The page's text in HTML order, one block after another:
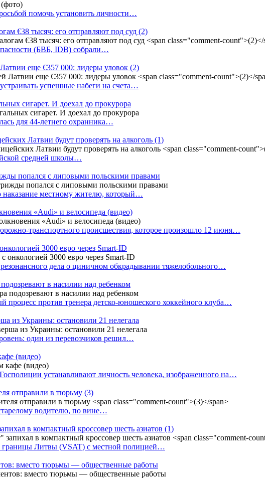
помочь установить личности…
€38 тысяч: его отправляют под суд (2)
(БВБ, IDB) собрали…
еще €357 000: лидеры уловок (2)
успешные набеги на счета…
сигарет. И доехал до прокурора
для 44-летнего охранника…
Латвии будут проверять на алкоголь (1)
средней школы…
попался с липовыми польскими правами
наказание местному жителю, который…
«Audi» и велосипеда (видео)
транспортного происшествия, которое произошло 12 июня…
3000 евро через Smart-ID
дела о циничном обкрадывании тяжелобольного…
в насилии над ребенком
процесс против тренера детско-юношеского хоккейного клуба…
из Украины: остановили 21 нелегала
один из перевозчиков решил…
(видео)
устанавливают личность человека, изображенного на…
отправили в тюрьму (3)
водителю, по вине…
в компактный кроссовер шесть азиатов (1)
границы Литвы (VSAT) с местной полицией…
вместо тюрьмы — общественные работы